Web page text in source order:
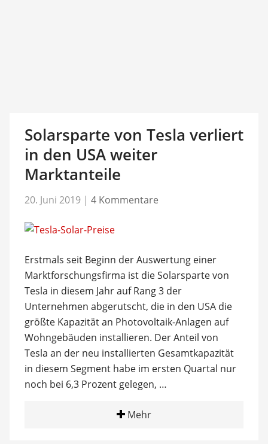
Solarsparte von Tesla verliert
in den USA weiter
Marktanteile
20. Juni 2019 | 4 Kommentare
Erstmals seit Beginn der Auswertung einer
Marktforschungsfirma ist die Solarsparte von
Tesla in diesem Jahr auf Rang 3 der
Unternehmen abgerutscht, die in den USA die
größte Kapazität an Photovoltaik-Anlagen auf
Wohngebäuden installieren. Der Anteil von
Tesla an der neu installierten Gesamtkapazität
in diesem Segment habe im ersten Quartal nur
noch bei 6,3 Prozent gelegen, …
Mehr